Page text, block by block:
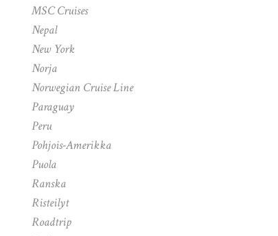
MSC Cruises
Nepal
New York
Norja
Norwegian Cruise Line
Paraguay
Peru
Pohjois-Amerikka
Puola
Ranska
Risteilyt
Roadtrip